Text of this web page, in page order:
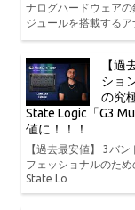
ナログハードウェア
ジュールを搭載するア
【過
ショ
の究
State Logic「G3
値に！！！
【過去最安値】 3バ
フェッショナルのた
State Lo